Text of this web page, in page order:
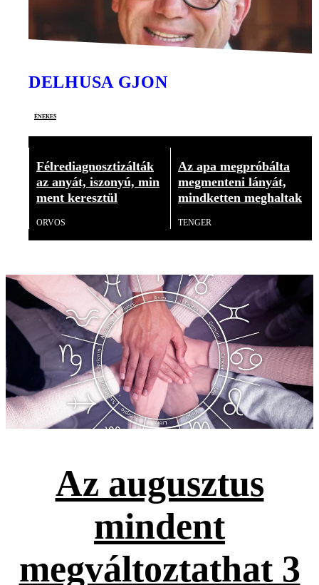
DELHUSA GJON
énekes
Félrediagnosztizálták
az anyát, iszonyú, min
ment keresztül
ORVOS
Az apa megpróbálta
megmenteni lányát,
mindketten meghaltak
TENGER
Az augusztus
mindent
megváltoztathat 3